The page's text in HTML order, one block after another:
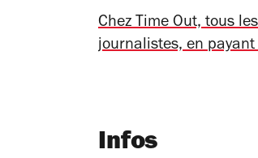
Chez Time Out, tous
journalistes, en
Infos